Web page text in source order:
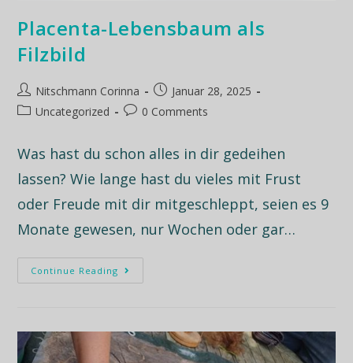
Placenta-Lebensbaum als
Filzbild
Nitschmann Corinna
Januar 28, 2025
Uncategorized
0 Comments
Was hast du schon alles in dir gedeihen
lassen? Wie lange hast du vieles mit Frust
oder Freude mit dir mitgeschleppt, seien es 9
Monate gewesen, nur Wochen oder gar…
Continue Reading